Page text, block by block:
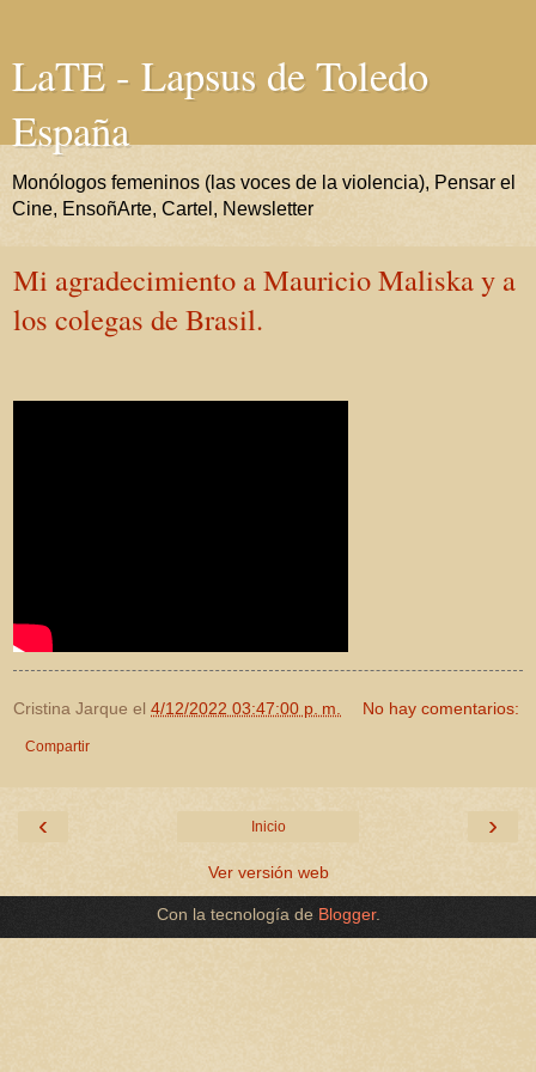
LaTE - Lapsus de Toledo
España
Monólogos femeninos (las voces de la violencia), Pensar el
Cine, EnsoñArte, Cartel, Newsletter
Mi agradecimiento a Mauricio Maliska y a
los colegas de Brasil.
Cristina Jarque el 4/12/2022 03:47:00 p. m. No hay comentarios:
Compartir
‹ ›
Inicio
Ver versión web
Con la tecnología de Blogger.